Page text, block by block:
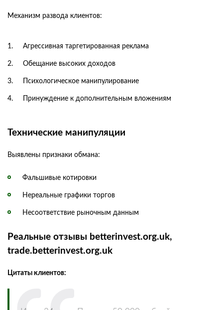
Механизм развода клиентов:
Агрессивная таргетированная реклама
Обещание высоких доходов
Психологическое манипулирование
Принуждение к дополнительным вложениям
Технические манипуляции
Выявлены признаки обмана:
Фальшивые котировки
Нереальные графики торгов
Несоответствие рыночным данным
Реальные отзывы betterinvest.org.uk,
trade.betterinvest.org.uk
Цитаты клиентов: